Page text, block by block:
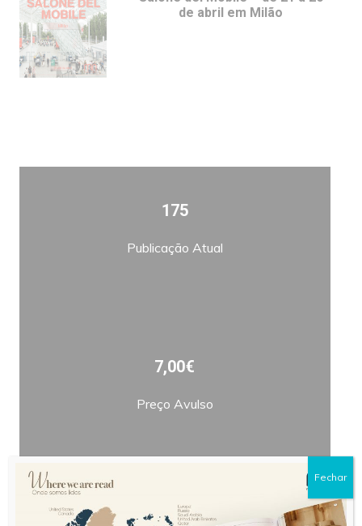
de abril em Milão
175
Publicação Atual
7,00€
Preço Avulso
Fechar